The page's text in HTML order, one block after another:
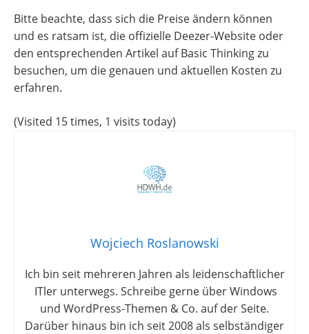
Bitte beachte, dass sich die Preise ändern können
und es ratsam ist, die offizielle Deezer-Website oder
den entsprechenden Artikel auf Basic Thinking zu
besuchen, um die genauen und aktuellen Kosten zu
erfahren.
(Visited 15 times, 1 visits today)
Wojciech Roslanowski
Ich bin seit mehreren Jahren als leidenschaftlicher
ITler unterwegs. Schreibe gerne über Windows
und WordPress-Themen & Co. auf der Seite.
Darüber hinaus bin ich seit 2008 als selbständiger